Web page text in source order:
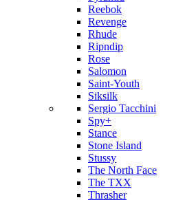
Reebok
Revenge
Rhude
Ripndip
Rose
Salomon
Saint-Youth
Siksilk
Sergio Tacchini
Spy+
Stance
Stone Island
Stussy
The North Face
The TXX
Thrasher